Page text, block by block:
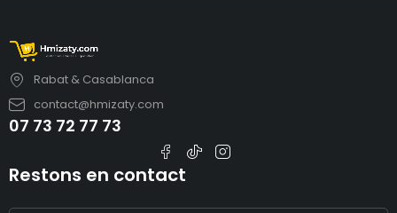
Rabat & Casablanca
contact@hmizaty.com
07 73 72 77 73
Restons en contact